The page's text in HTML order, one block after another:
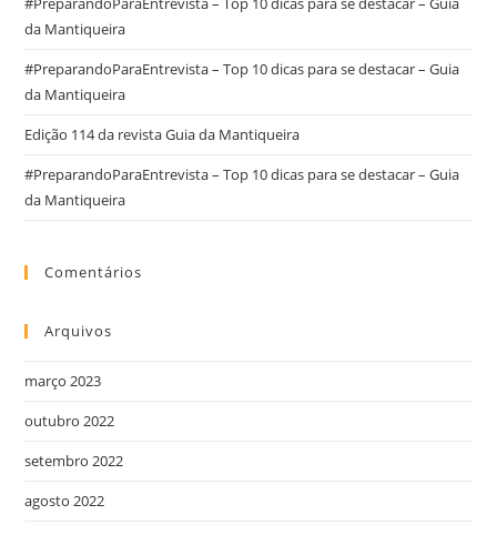
da Mantiqueira
#PreparandoParaEntrevista – Top 10 dicas para se destacar – Guia
da Mantiqueira
Edição 114 da revista Guia da Mantiqueira
#PreparandoParaEntrevista – Top 10 dicas para se destacar – Guia
da Mantiqueira
Comentários
Arquivos
março 2023
outubro 2022
setembro 2022
agosto 2022